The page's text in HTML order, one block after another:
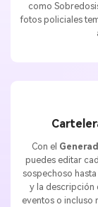
como
fotos policiales
Con el
puedes editar
sospechoso
y la descripción
eventos o incluso